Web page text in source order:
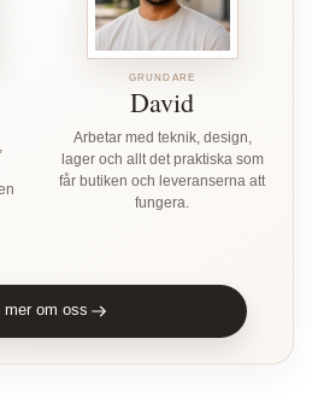
GRUNDARE
David
Arbetar med teknik, design,
lager och allt det praktiska som
får butiken och leveranserna att
fungera.
mer om oss